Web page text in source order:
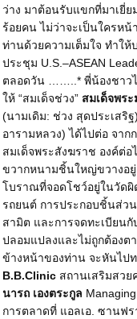
ว่าง มาต้อนรับแขกที่มาเยี่
ร้อยคน ไม่ว่าจะเป็นใครห
ท่านด้วยความเต็มใจ ทำใ
ประชุม U.S.–ASEAN
ตลอดวัน ……..* พี่น้องชาว
ให้ “สมเด็จช่วง” สมเด็จพร
(นามเดิม: ช่วง สุดประเสริ
อารามหลวง) ได้ไปต่อ จา
สมเด็จพระสังฆราช องค์ต่
ขวากหนามชิ้นใหญ่ขวางอ
โบราณที่จอดโชว์อยู่ในวัด
รถยนต์ การประกอบชิ้นส่ว
สามิต และการจดทะเบียน
ปลอมแปลงและไม่ถูกต้องต
ข้างหน้าของท่าน จะหันไป
B.B.Clinic สถานเสริมสวย
นารถ เองตระกูล
การตลาดที่ แอลเอ. ซานฟ